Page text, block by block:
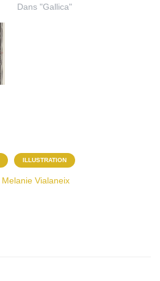
Dans "Gallica"
ILLUSTRATION
Melanie Vialaneix